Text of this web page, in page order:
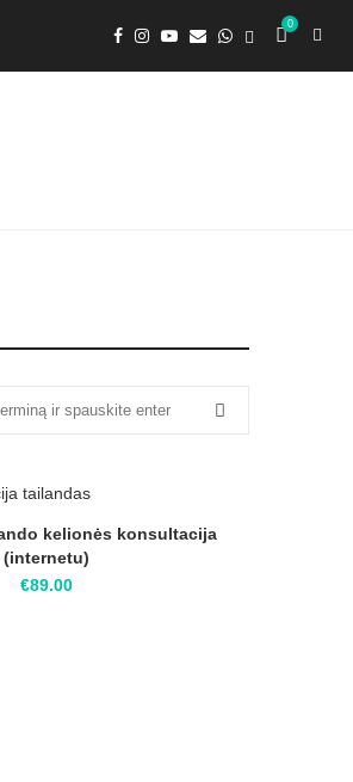
0
kelionės konsultacija
(internetu)
€89.00